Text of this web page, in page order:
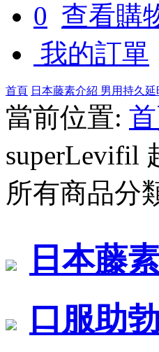
0 查看購
我的訂單
首頁 日本藤素介紹 男用持久延
當前位置:
superLevifil
所有商品分
日本藤
口服助